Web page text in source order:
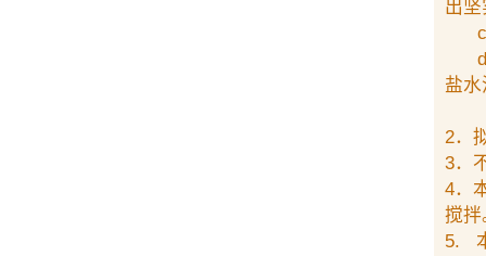
出
c)
d)
盐
2．
3．
4．
搅拌
5.